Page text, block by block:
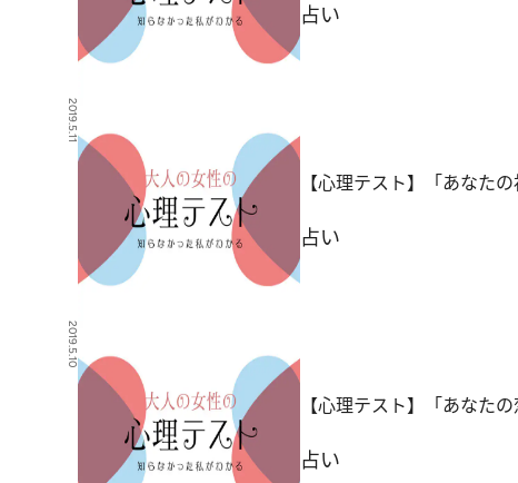
占い
2019.5.11
【心理テスト】「あなた
占い
2019.5.10
【心理テスト】「あなた
占い